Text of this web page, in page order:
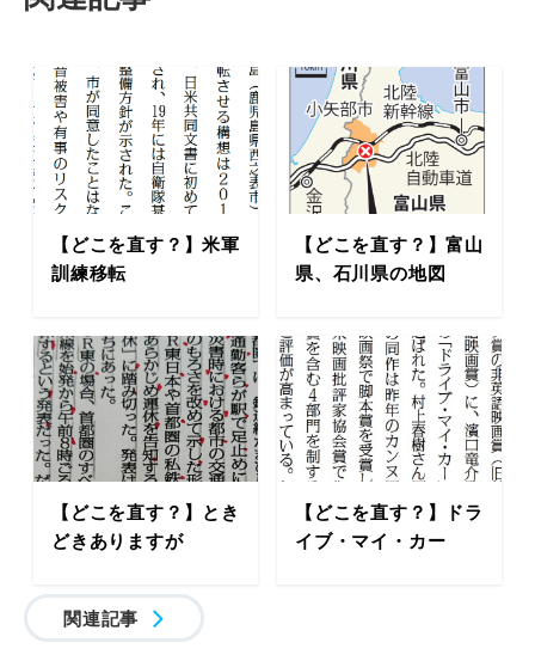
【どこを直す？】米軍
訓練移転
【どこを直す？】富山
県、石川県の地図
【どこを直す？】とき
どきありますが
【どこを直す？】ドラ
イブ・マイ・カー
関連記事